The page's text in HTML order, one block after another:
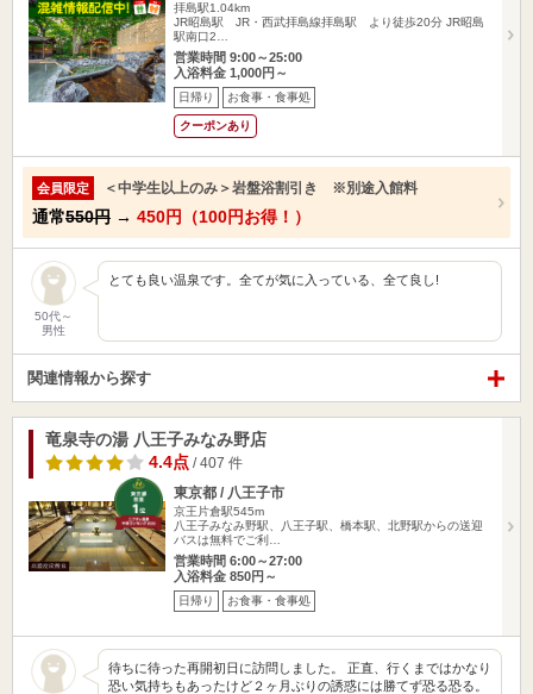
拝島駅1.04km
JR昭島駅 JR・西武拝島線拝島駅 より徒歩20分 JR昭島
駅南口2…
営業時間 9:00～25:00
入浴料金 1,000円～
日帰り お食事・食事処
クーポンあり
会員限定 ＜中学生以上のみ＞岩盤浴割引き ※別途入館料
通常550円 → 450円（100円お得！）
50代～
男性
とても良い温泉です。全てが気に入っている、全て良し!
関連情報から探す
竜泉寺の湯 八王子みなみ野店
4.4点 / 407 件
東京都 / 八王子市
京王片倉駅545m
八王子みなみ野駅、八王子駅、橋本駅、北野駅からの送迎
バスは無料でご利…
営業時間 6:00～27:00
入浴料金 850円～
日帰り お食事・食事処
待ちに待った再開初日に訪問しました。 正直、行くまではかなり
恐い気持ちもあったけど２ヶ月ぶりの誘惑には勝てず恐る恐る。